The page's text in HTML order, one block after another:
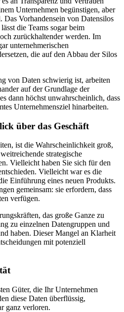
Unternehmen begünstigen, aber
Das Vorhandensein von Datensilos
die Teams sogar beim
zurückhaltender werden. Im
unternehmerischen
die auf den Abbau der Silos
von Daten schwierig ist, arbeiten
auf der Grundlage der
dann höchst unwahrscheinlich, dass
Unternehmensziel hinarbeiten.
über das Geschäft
ist die Wahrscheinlichkeit groß,
strategische
Vielleicht haben Sie sich für den
Vielleicht war es die
Einführung eines neuen Produkts.
gemeinsam: sie erfordern, dass
verfügen.
das große Ganze zu
zu einzelnen Datengruppen und
haben. Dieser Mangel an Klarheit
mit potenziell
Güter, die Ihr Unternehmen
diese Daten überflüssig,
ganz verloren.